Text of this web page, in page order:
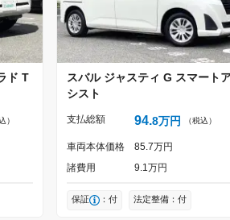
ド T
）
スバル ジャスティ G スマート
シスト
支払総額 94 8万円 （税込）
車両本体価格 85 7万円
諸費用
9 1 万円
保証 ：付 法定整備：付